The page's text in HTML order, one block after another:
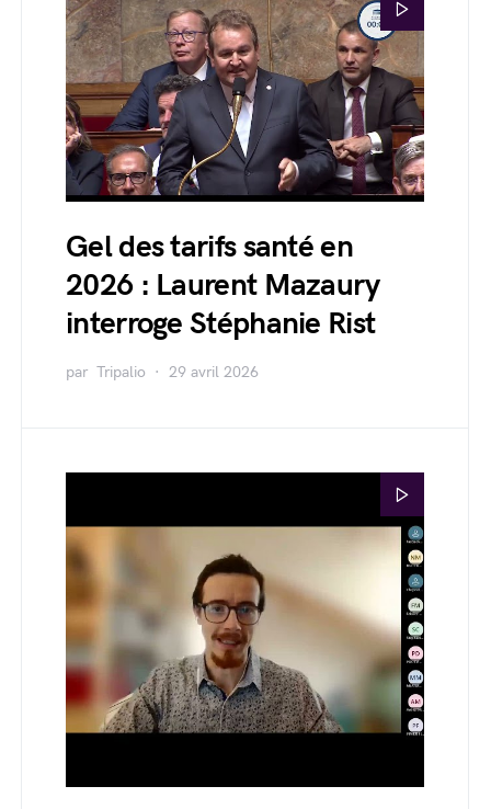
Gel des tarifs santé en
2026 : Laurent Mazaury
interroge Stéphanie Rist
par Tripalio 29 avril 2026